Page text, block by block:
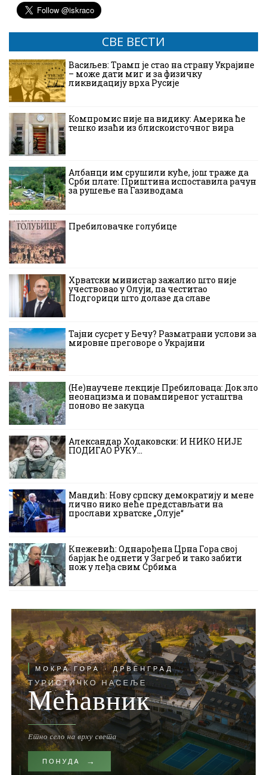
СВЕ ВЕСТИ
Васиљев: Трамп је стао на страну Украјине
– може дати миг и за физичку
ликвидацију врха Русије
Компромис није на видику: Америка ће
тешко изаћи из блискоисточног вира
Албанци им срушили куће, још траже да
Срби плате: Приштина испоставила рачун
за рушење на Газиводама
Пребиловачке голубице
Хрватски министар зажалио што није
учествовао у Олуји, па честитао
Подгорици што долазе да славе
Тајни сусрет у Бечу? Разматрани услови за
мировне преговоре о Украјини
(Не)научене лекције Пребиловаца: Док зло
неонацизма и повампиреног усташтва
поново не закуца
Александар Ходаковски: И НИКО НИЈЕ
ПОДИГАО РУКУ…
Мандић: Нову српску демократију и мене
лично нико неће представљати на
прослави хрватске „Олује“
Кнежевић: Однарођена Црна Гора свој
барјак ће однети у Загреб и тако забити
нож у леђа свим Србима